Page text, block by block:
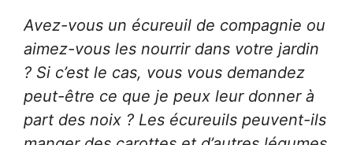
Avez-vous un écureuil de compagnie ou
aimez-vous les nourrir dans votre jardin
? Si c’est le cas, vous vous demandez
peut-être ce que je peux leur donner à
part des noix ? Les écureuils peuvent-ils